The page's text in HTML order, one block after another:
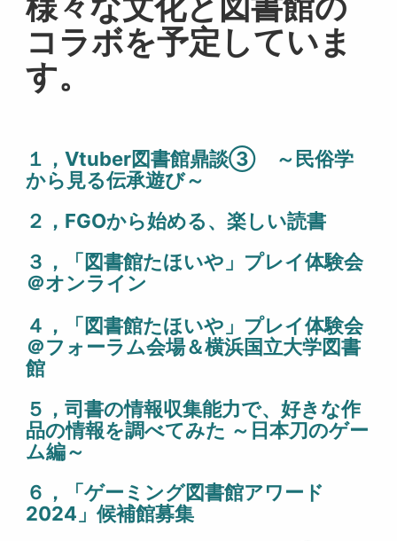
コラボを予定していま
す。
１，Vtuber図書館鼎談③ ～民俗学
から見る伝承遊び～
２，FGOから始める、楽しい読書
３，「図書館たほいや」プレイ体験会
＠オンライン
４ ，
「図書館たほいや」プレイ体験会
＠フォーラム会場＆横浜国立大学図書
館
５，司書の情報収集能力で、好きな作
品の情報を調べてみた ～日本刀のゲー
ム編～
６，「ゲーミング図書館アワード
2024」候補館募集